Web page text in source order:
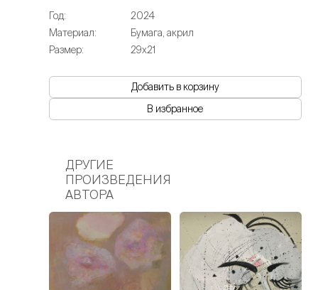
Год:
2024
Материал:
Бумага, акрил
Размер:
29х21
Добавить в корзину
В избранное
ДРУГИЕ
ПРОИЗВЕДЕНИЯ
АВТОРА